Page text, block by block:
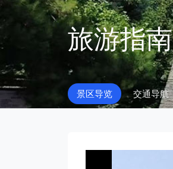
旅游指南
景区导览 交通导航